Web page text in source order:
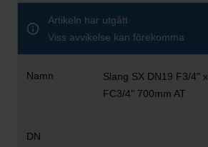
Artikeln har utgått
Viss avvikelse kan förekomma
Slang SX DN19 F3/4" x
FC3/4" 700mm AT